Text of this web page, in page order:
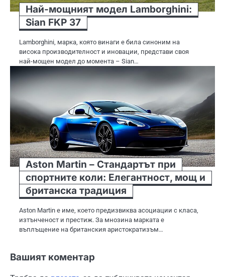
Най-мощният модел Lamborghini:
Sian FKP 37
Lamborghini, марка, която винаги е била синоним на
висока производителност и иновации, представи своя
най-мощен модел до момента – Sian…
Aston Martin – Стандартът при
спортните коли: Елегантност, мощ и
британска традиция
Aston Martin е име, което предизвиква асоциации с класа,
изтънченост и престиж. За мнозина марката е
въплъщение на британския аристократизъм…
Вашият коментар